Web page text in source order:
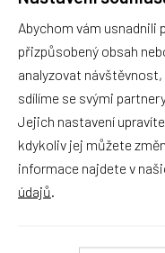
Náš sortiment
s
Jsme tu vždy
Recenze v detailu
odrážejí výhradně názory
Abychom vám usnadnili
přizpůsobený obsah
analyzovat
sdílíme se svými
Jejich nastavení
kdykoliv jej můžete
informace najdete v
údajů